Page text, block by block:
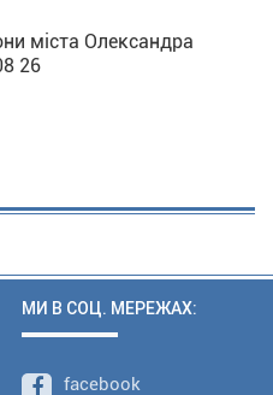
міста Олександра
26
МИ В СОЦ. МЕРЕЖАХ:
facebook